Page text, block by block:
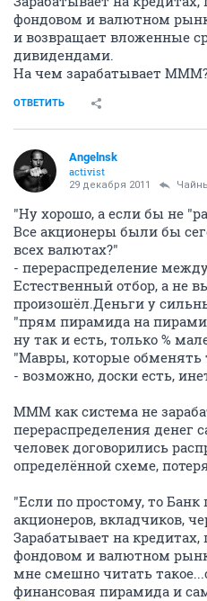
фондовом и валютном
и возвращает вложенные
дивидендами.
На чем зарабатывает
ОТВЕТИТЬ
Angelnsk
activist
29 декабря 2011
"Ну хорошо, а если бы не
Все акционеры были бы
всех валютах?"
- перераспределение
Естественный отбор, а не
произошёл.Деньги у
"прям пирамида на
ну так и есть, только %
"Мавры, которые обменять
- возможно, доски есть,
МММ как система не
перераспределения
человек договорились
определённой схеме,
"Если по простому, то Банк
акционеров, вкладчиков,
Зарабатывает на кредитах,
фондовом и валютном
мне смешно читать
финансовая пирамида и